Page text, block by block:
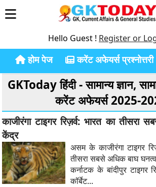
Hello Guest ! Register or
होम पेज करेंट अफेयर्स प्रश्नोत्तरी
GKToday हिंदी - सामान्य ज्ञान,
करेंट अफेयर्स 2025-
काजीरंगा टाइगर रिज़र्व: भारत का तीसरा
केंद्र
असम के काजीरंगा टाइगर
तीसरा सबसे अधिक बाघ
कर्नाटक के बांदीपुर टाइगर
कॉर्बेट...